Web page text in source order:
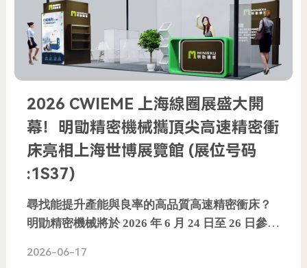
2026 CWIEME 上海線圈展盛大開
幕！明勖精密機械攜頂尖高速精密衝
床亮相上海世博展覽館 (展位号码
:1S37)
尋找能提升產能與良率的高品質高速精密衝床？
明勖精密機械將於 2026 年 6 月 24 日至 26 日參加
(Motor Core)、定轉子 (Stator Rotor)、5G 連接
2026-06-17